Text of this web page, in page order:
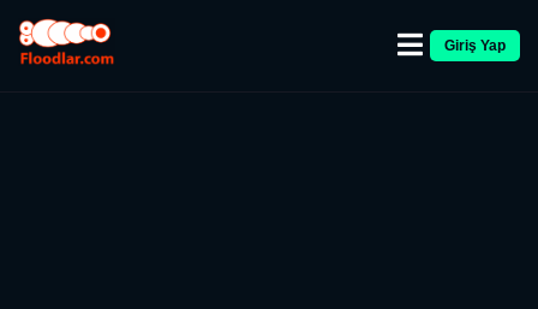
Giriş Yap